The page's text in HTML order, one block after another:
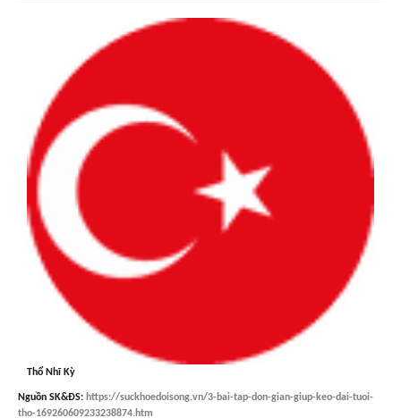
Thổ Nhĩ Kỳ
Nguồn SK&ĐS: https://suckhoedoisong.vn/3-bai-tap-don-gian-giup-keo-dai-tuoi-
tho-169260609233238874.htm